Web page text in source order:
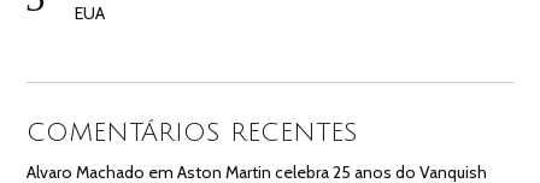
EUA
COMENTÁRIOS RECENTES
Alvaro Machado emAston Martin celebra 25 anos do Vanquish